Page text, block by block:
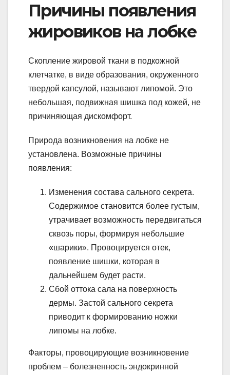
Причины появления
жировиков на лобке
Скопление жировой ткани в подкожной
клетчатке, в виде образования, окруженного
твердой капсулой, называют липомой. Это
небольшая, подвижная шишка под кожей, не
причиняющая дискомфорт.
Природа возникновения на лобке не
установлена. Возможные причины
появления:
Изменения состава сального секрета.
Содержимое становится более густым,
утрачивает возможность передвигаться
сквозь поры, формируя небольшие
«шарики». Провоцируется отек,
появление шишки, которая в
дальнейшем будет расти.
Сбой оттока сала на поверхность
дермы. Застой сального секрета
приводит к формированию ножки
липомы на лобке.
Факторы, провоцирующие возникновение
проблем – болезненность эндокринной